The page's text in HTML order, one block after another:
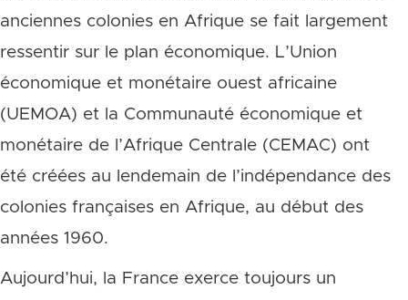
anciennes colonies en Afrique se fait largement
ressentir sur le plan économique. L’Union
économique et monétaire ouest africaine
(UEMOA) et la Communauté économique et
monétaire de l’Afrique Centrale (CEMAC) ont
été créées au lendemain de l’indépendance des
colonies françaises en Afrique, au début des
années 1960.
Aujourd’hui, la France exerce toujours un